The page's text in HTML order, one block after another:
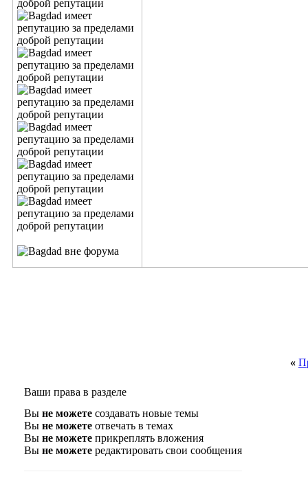
«
Ваши права в разделе
Вы не можете создавать новые темы
Вы не можете отвечать в темах
Вы не можете прикреплять вложения
Вы не можете редактировать свои сообщения